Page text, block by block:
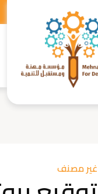
غير مصنف